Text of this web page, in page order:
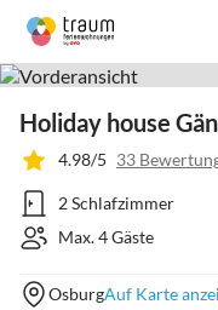
Holiday house
4.98/5 33
2 Schlafzimmer
Max. 4 Gäste
OsburgAuf Karte